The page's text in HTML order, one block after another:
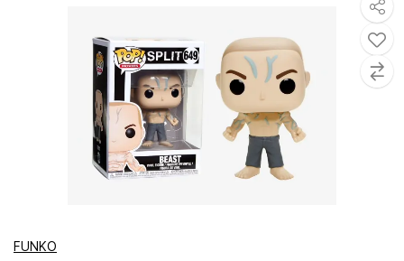
FUNKO